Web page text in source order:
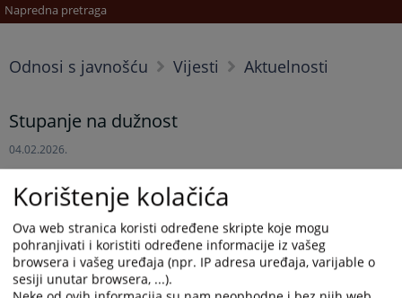
Napredna pretraga
Odnosi s javnošću Vijesti Aktuelnosti
Stupanje na dužnost
04.02.2026.
Na sjednici VSTV BiH održanoj 15. i 16. januara 2026. Vera Šarić
je stupila na dužnost sudije Okružnog privrednog suda u
Banjoj Luci sa danom stupanja na dužnost 2.2.2026, a na
osnovu Odluke o imenovanju 25.09.2025. godine.
Prikazana vijest je na: Srpski jezik
Korištenje kolačića
Ova web stranica koristi određene skripte koje mogu
pohranjivati i koristiti određene informacije iz vašeg
browsera i vašeg uređaja (npr. IP adresa uređaja, varijable o
sesiji unutar browsera, ...).